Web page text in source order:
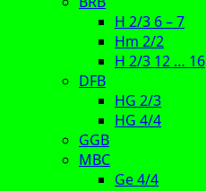
H 2/3 6 – 7
Hm 2/2
H 2/3 12 … 16
DFB
HG 2/3
HG 4/4
GGB
MBC
Ge 4/4